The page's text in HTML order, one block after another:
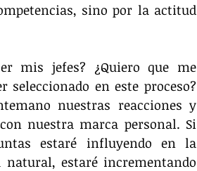
sino por la actitud
mis jefes? ¿Quiero que me
en este proceso?
nuestras reacciones y
nuestra marca personal. Si
estaré influyendo en la
estaré incrementando